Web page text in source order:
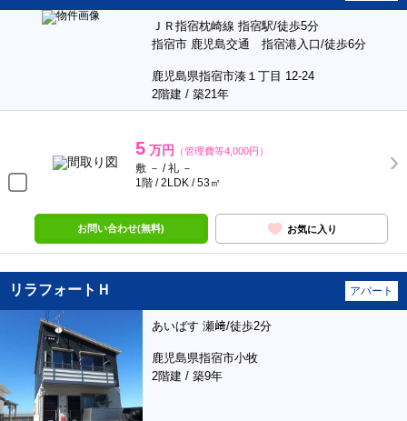
ＪＲ指宿枕崎線 指宿駅/徒歩5分
指宿市 鹿児島交通 指宿港入口/徒歩6分
鹿児島県指宿市湊１丁目 12-24
2階建 / 築21年
5 万円 （管理費等4,000円）
敷 － / 礼 －
1階 / 2LDK / 53㎡
お問い合わせ(無料) お気に入り
リラフォートＨ アパート
あいばす 瀬﨑/徒歩2分
鹿児島県指宿市小牧
2階建 / 築9年